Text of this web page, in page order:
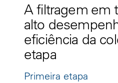
A filtragem em
alto
eficiência da
etapa
Primeira etapa